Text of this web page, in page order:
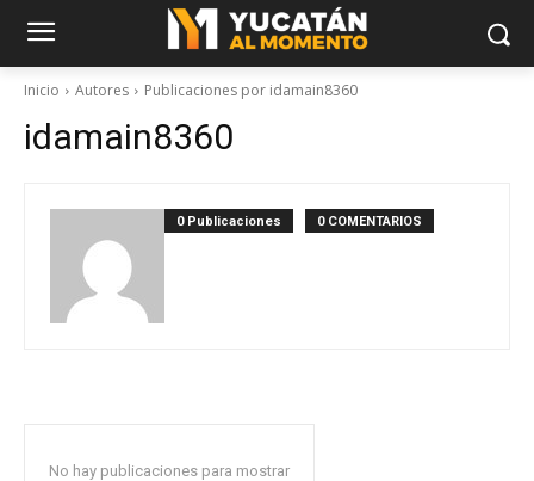
Inicio Autores Publicaciones por idamain8360
idamain8360
0 Publicaciones 0 COMENTARIOS
No hay publicaciones para mostrar